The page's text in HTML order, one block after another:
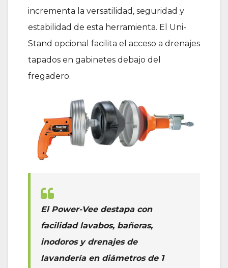
incrementa la versatilidad, seguridad y
estabilidad de esta herramienta. El Uni-
Stand opcional facilita el acceso a drenajes
tapados en gabinetes debajo del
fregadero.
El Power-Vee destapa con
facilidad lavabos, bañeras,
inodoros y drenajes de
lavandería en diámetros de 1